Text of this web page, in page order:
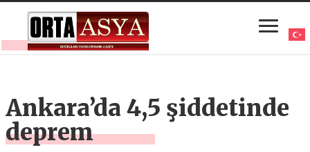
Ankara’da 4,5 şiddetinde
deprem